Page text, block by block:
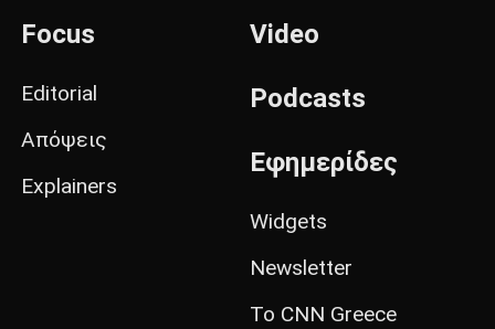
Focus
Editorial
Απόψεις
Explainers
Video
Podcasts
Εφημερίδες
Widgets
Newsletter
Το CNN Greece